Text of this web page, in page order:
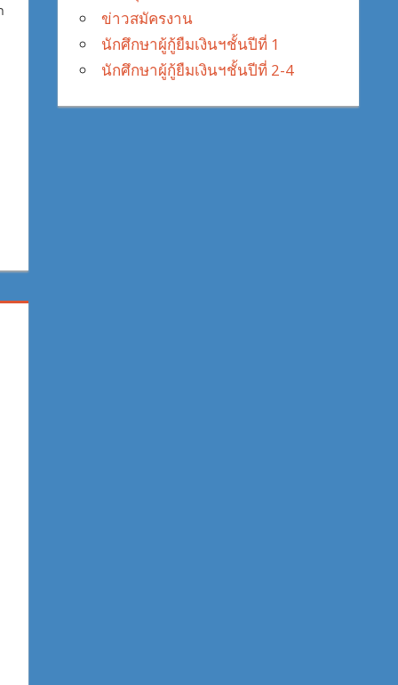
ข่าวสมัครงาน
นักศึกษาผู้กู้ยืมเงินฯชั้นปีที่ 1
นักศึกษาผู้กู้ยืมเงินฯชั้นปีที่ 2-4